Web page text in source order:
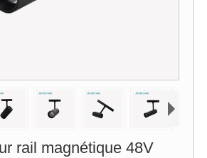
rail magnétique 48V